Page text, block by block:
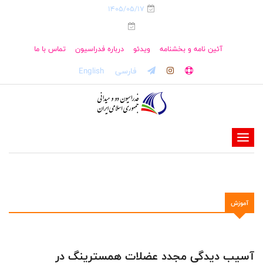
1405/05/17
آئین نامه و بخشنامه ویدئو درباره فدراسیون تماس با ما
فارسی English
-
-
-
-
آموزش
آسیب دیدگی مجدد عضلات همسترینگ در